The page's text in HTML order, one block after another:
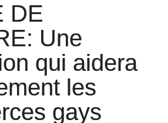
DE
Une
qui aidera
les
gays